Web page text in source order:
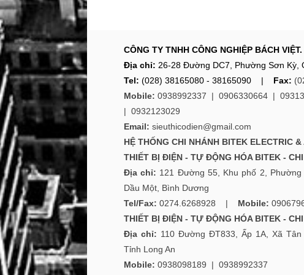
CÔNG TY TNHH CÔNG NGHIỆP BÁCH VIỆT.
Địa chỉ: 26-28 Đường DC7, Phường Sơn Kỳ,
Tel: (028) 38165080 - 38165090 | Fax:
Mobile: 0938992337 | 0906330664 |
| 0932123029
Email: sieuthicodien@gmail.com
HỆ THỐNG CHI NHÁNH BITEK ELECTRIC
THIẾT BỊ ĐIỆN - TỰ ĐỘNG HÓA BITEK -
Địa chỉ: 121 Đường 55, Khu phố 2,
Dầu Một, Bình Dương
Tel/Fax: 0274.6268928 | Mobile:
THIẾT BỊ ĐIỆN - TỰ ĐỘNG HÓA BITEK -
Địa chỉ: 110 Đường ĐT833, Ấp 1A, Xã Tân
Tỉnh Long An
Mobile: 0938098189 | 0938992337